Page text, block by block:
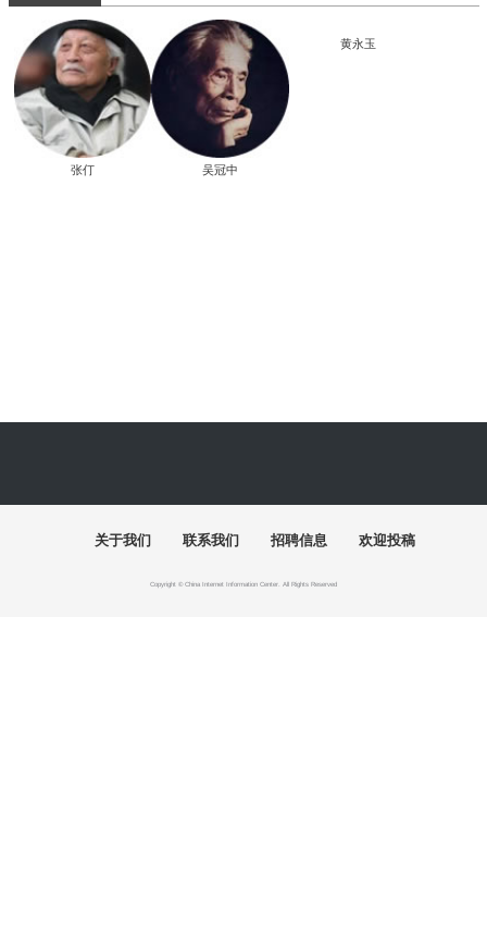
张仃 吴冠中
关于我们 联系我们 招聘信息 欢迎投稿
Copyright © China Internet Information Center. All Rights Reserved